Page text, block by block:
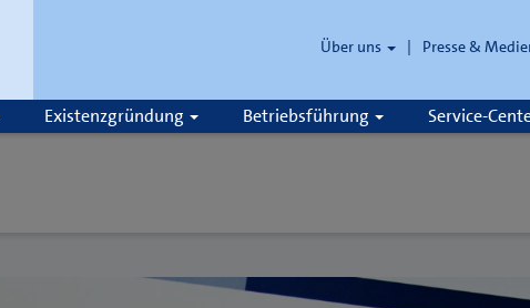
Über uns Presse &
Existenzgründung Betriebsführung Service-